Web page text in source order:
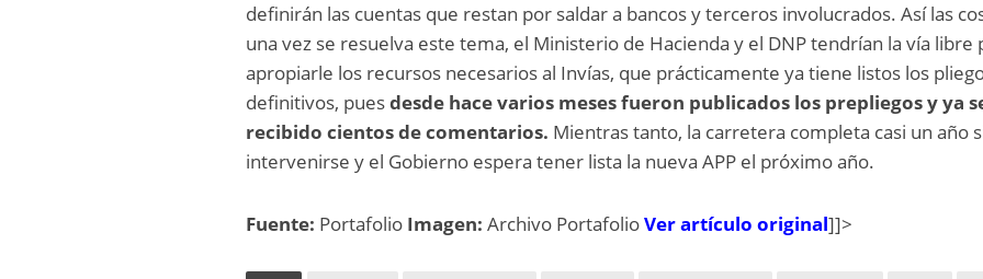
definirán las cuentas que restan por saldar a bancos y terceros involucrados. Así las
una vez se resuelva este tema, el Ministerio de Hacienda y el DNP tendrían la vía libre
apropiarle los recursos necesarios al Invías, que prácticamente ya tiene listos los
definitivos, puesdesde hace varios meses fueron publicados los prepliegos y ya
recibido cientos de comentarios. Mientras tanto, la carretera completa casi un año
intervenirse y el Gobierno espera tener lista la nueva APP el próximo año.
Fuente: Portafolio Imagen:Archivo PortafolioVer artículo original]]>